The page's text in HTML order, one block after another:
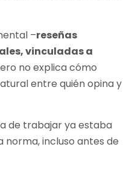
–reseñas
vinculadas a
no explica cómo
entre quién opina y
de trabajar ya estaba
norma, incluso antes de